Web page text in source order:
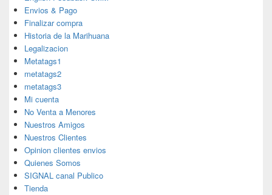
Envios & Pago
Finalizar compra
Historia de la Marihuana
Legalizacion
Metatags1
metatags2
metatags3
Mi cuenta
No Venta a Menores
Nuestros Amigos
Nuestros Clientes
Opinion clientes envios
Quienes Somos
SIGNAL canal Publico
Tienda